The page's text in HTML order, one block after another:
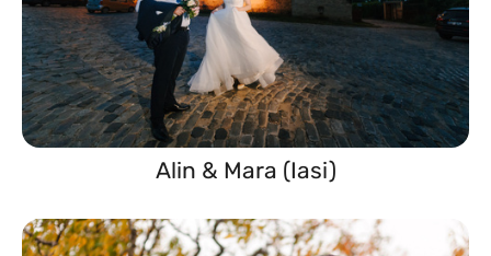
Alin & Mara (Iasi)